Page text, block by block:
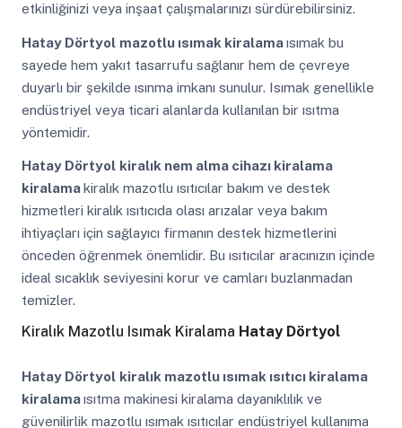
etkinliğinizi veya inşaat çalışmalarınızı sürdürebilirsiniz.
Hatay Dörtyol mazotlu ısımak kiralamaısımak bu
sayede hem yakıt tasarrufu sağlanır hem de çevreye
duyarlı bir şekilde ısınma imkanı sunulur. Isımak genellikle
endüstriyel veya ticari alanlarda kullanılan bir ısıtma
yöntemidir.
Hatay Dörtyol kiralık nem alma cihazı kiralama
kiralama kiralık mazotlu ısıtıcılar bakım ve destek
hizmetleri kiralık ısıtıcıda olası arızalar veya bakım
ihtiyaçları için sağlayıcı firmanın destek hizmetlerini
önceden öğrenmek önemlidir. Bu ısıtıcılar aracınızın içinde
ideal sıcaklık seviyesini korur ve camları buzlanmadan
temizler.
Kiralık Mazotlu Isımak Kiralama Hatay Dörtyol
Hatay Dörtyol kiralık mazotlu ısımak ısıtıcı kiralama
kiralamaısıtma makinesi kiralama dayanıklılık ve
güvenilirlik mazotlu ısımak ısıtıcılar endüstriyel kullanıma